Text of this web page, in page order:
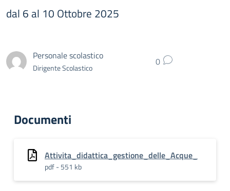
dal 6 al 10 Ottobre 2025
Personale scolastico
Dirigente Scolastico 0
Documenti
Attivita_didattica_gestione_delle_Acque_
pdf - 551 kb